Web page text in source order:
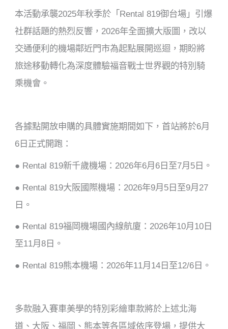
本活動承襲2025年秋季於「Rental 819御台場」引爆
社群話題的熱烈反響，2026年全面擴大版圖，改以
交通便利的機場鄰近門市為起點展開巡迴，期盼將
旅途移動轉化為深度體驗福音戰士世界觀的特別騎
乘機會。
各據點開放申購的具體實施期間如下，首站將於6月
6日正式開跑：
● Rental 819新千歲機場：2026年6月6日至7月5日。
● Rental 819大阪國際機場：2026年9月5日至9月27
日。
● Rental 819福岡機場國內線航廈：2026年10月10日
至11月8日。
● Rental 819熊本機場：2026年11月14日至12/6日。
多款融入賽車美學的特別彩繪車款將於上述北海
道、大阪、福岡、熊本等各區域依序登場，提供大